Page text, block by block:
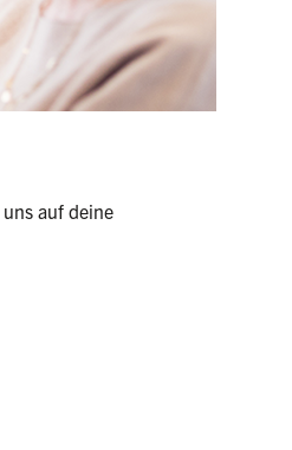
auf deine